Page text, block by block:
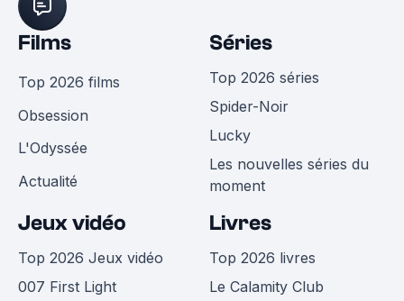
Films
Top 2026 films
Obsession
L'Odyssée
Actualité
Séries
Top 2026 séries
Spider-Noir
Lucky
Les nouvelles séries du
moment
Jeux vidéo
Top 2026 Jeux vidéo
007 First Light
Livres
Top 2026 livres
Le Calamity Club